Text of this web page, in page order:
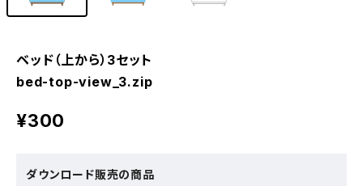
ベッド（上から）3セット
bed-top-view_3.zip
¥300
ダウンロード販売の商品